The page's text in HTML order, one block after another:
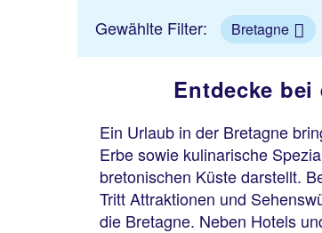
Gewählte Filter: Bretagne
Entdecke
Ein Urlaub in der Bretagne
Erbe sowie kulinarische
bretonischen Küste darstellt.
Tritt Attraktionen und
die Bretagne. Neben Hotels